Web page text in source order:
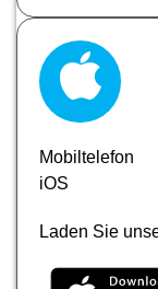
Mobiltelefon
iOS
Laden Sie